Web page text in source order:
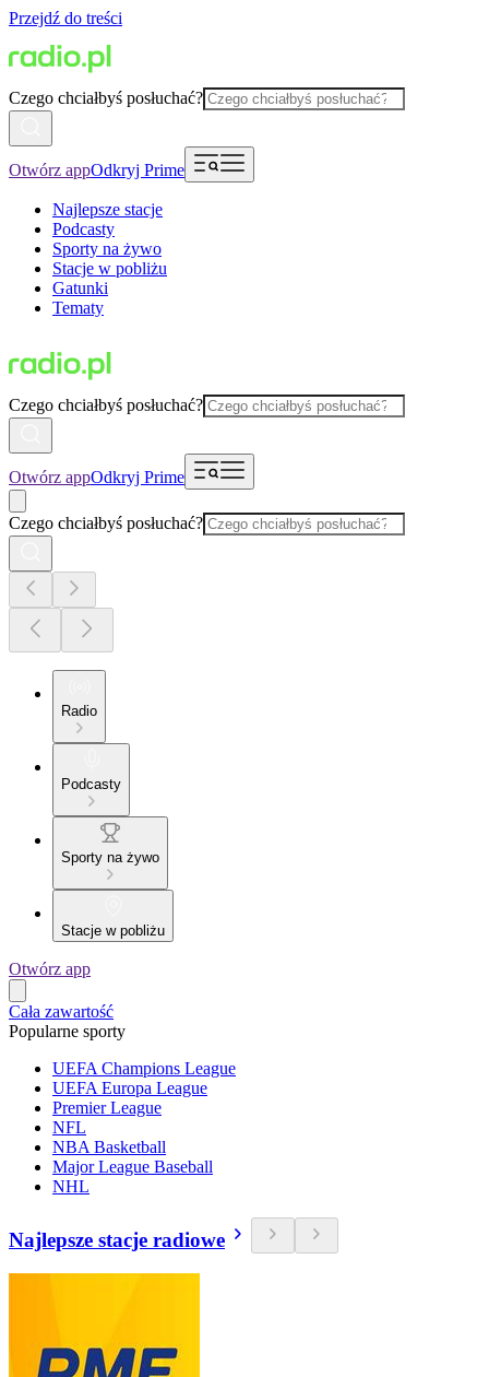
Przejdź do treści
Czego chciałbyś posłuchać?
Otwórz appOdkryj Prime
Najlepsze stacje
Podcasty
Sporty na żywo
Stacje w pobliżu
Gatunki
Tematy
Czego chciałbyś posłuchać?
Otwórz appOdkryj Prime
Czego chciałbyś posłuchać?
Radio
Podcasty
Sporty na żywo
Stacje w pobliżu
Otwórz app
Cała zawartość
Popularne sporty
UEFA Champions League
UEFA Europa League
Premier League
NFL
NBA Basketball
Major League Baseball
NHL
Najlepsze stacje radiowe